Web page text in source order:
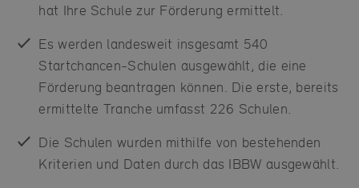
hat Ihre Schule zur Förderung ermittelt.
Es werden landesweit insgesamt 540
Startchancen-Schulen ausgewählt, die eine
Förderung beantragen können. Die erste, bereits
ermittelte Tranche umfasst 226 Schulen.
Die Schulen wurden mithilfe von bestehenden
Kriterien und Daten durch das IBBW ausgewählt.